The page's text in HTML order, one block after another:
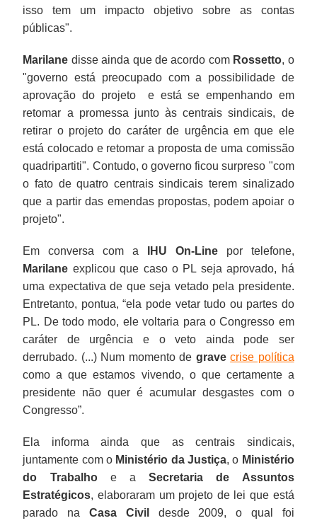
isso tem um impacto objetivo sobre as contas
públicas".
Marilane disse ainda que de acordo com Rossetto, o
"governo está preocupado com a possibilidade de
aprovação do projeto e está se empenhando em
retomar a promessa junto às centrais sindicais, de
retirar o projeto do caráter de urgência em que ele
está colocado e retomar a proposta de uma comissão
quadripartiti". Contudo, o governo ficou surpreso "com
o fato de quatro centrais sindicais terem sinalizado
que a partir das emendas propostas, podem apoiar o
projeto".
Em conversa com a IHU On-Linepor telefone,
Marilane explicou que caso o PL seja aprovado, há
uma expectativa de que seja vetado pela presidente.
Entretanto, pontua, “ela pode vetar tudo ou partes do
PL. De todo modo, ele voltaria para o Congresso em
caráter de urgência e o veto ainda pode ser
derrubado. (...) Num momento de gravecrise política
como a que estamos vivendo, o que certamente a
presidente não quer é acumular desgastes com o
Congresso”.
Ela informa ainda que as centrais sindicais,
juntamente com o Ministério da Justiça, o Ministério
do Trabalhoe aSecretaria de Assuntos
Estratégicos, elaboraram um projeto de lei que está
parado na Casa Civil
desde 2009, o qual foi